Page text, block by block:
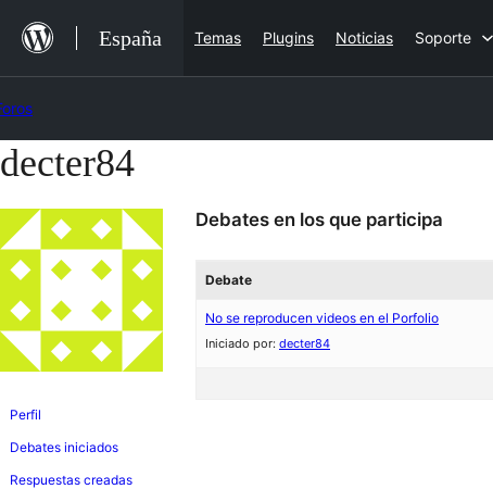
contenido
España Temas Plugins Noticias Soporte
Saltar
contenido
decter84
Perfil
Debates iniciados
Respuestas creadas
Debates en los que participa
Debate
No se reproducen videos en el Porfolio
Iniciado por: decter84